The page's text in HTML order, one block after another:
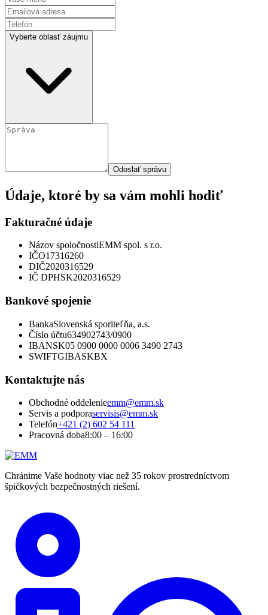
Vyberte oblasť záujmu
Odoslať správu
Údaje, ktoré by sa vám mohli hodiť
Fakturačné údaje
Názov spoločnostiEMM spol. s r.o.
IČO17316260
DIČ2020316529
IČ DPHSK2020316529
Bankové spojenie
BankaSlovenská sporiteľňa, a.s.
Číslo účtu634902743/0900
IBANSK05 0900 0000 0006 3490 2743
SWIFTGIBASKBX
Kontaktujte nás
Obchodné oddelenieemm@emm.sk
Servis a podporaservisis@emm.sk
Telefón+421 (2) 602 54 111
Pracovná doba8:00 – 16:00
Chránime Vaše hodnoty viac než 35 rokov prostredníctvom
špičkových bezpečnostných riešení.